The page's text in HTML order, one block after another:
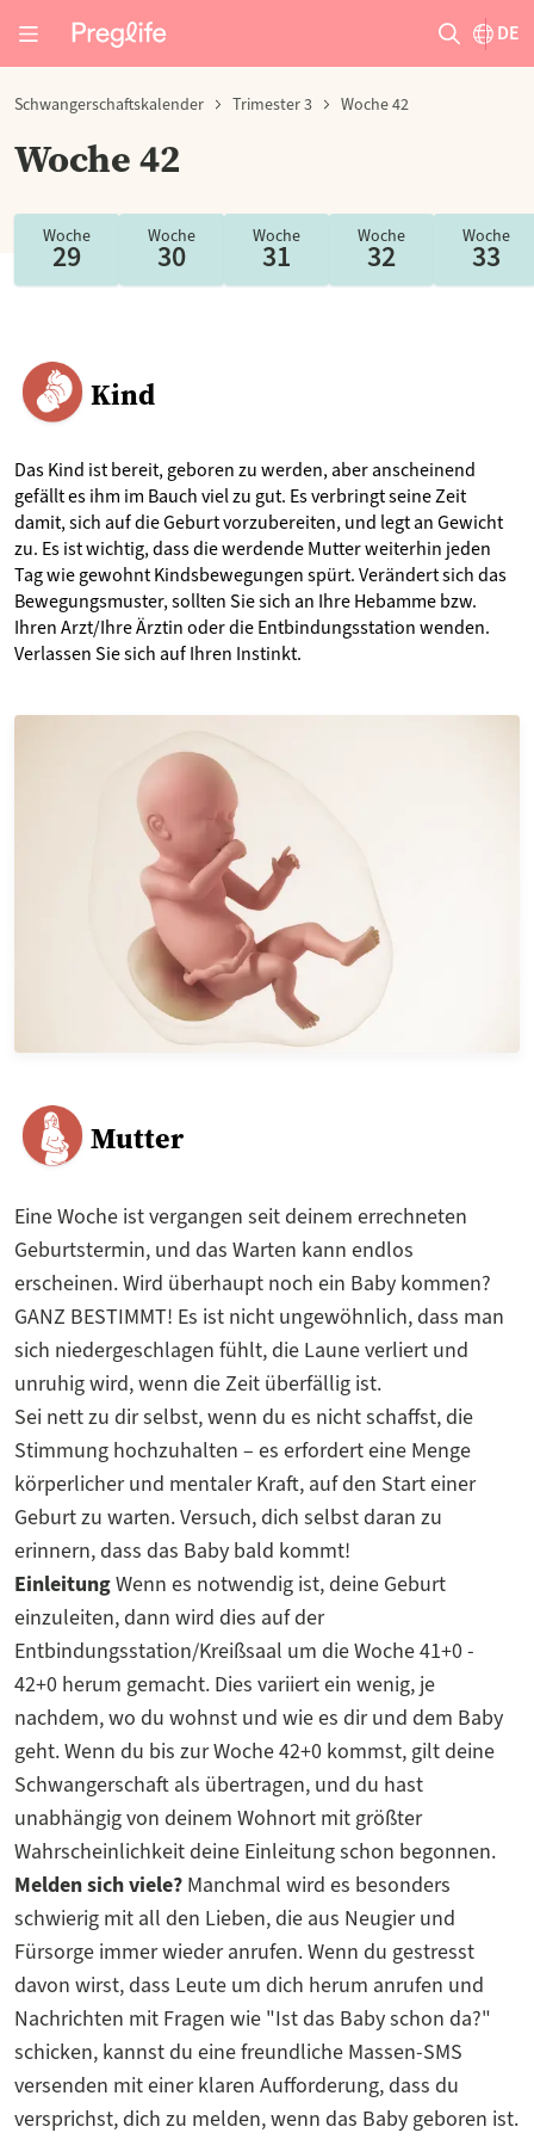
DE
Schwangerschaftskalender Trimester 3 Woche 42
Woche 42
Woche
29
Woche
30
Woche
31
Woche
32
Woche
33
Kind
Das Kind ist bereit, geboren zu werden, aber anscheinend
gefällt es ihm im Bauch viel zu gut. Es verbringt seine Zeit
damit, sich auf die Geburt vorzubereiten, und legt an Gewicht
zu. Es ist wichtig, dass die werdende Mutter weiterhin jeden
Tag wie gewohnt Kindsbewegungen spürt. Verändert sich das
Bewegungsmuster, sollten Sie sich an Ihre Hebamme bzw.
Ihren Arzt/Ihre Ärztin oder die Entbindungsstation wenden.
Verlassen Sie sich auf Ihren Instinkt.
Mutter
Eine Woche ist vergangen seit deinem errechneten
Geburtstermin, und das Warten kann endlos
erscheinen. Wird überhaupt noch ein Baby kommen?
GANZ BESTIMMT! Es ist nicht ungewöhnlich, dass man
sich niedergeschlagen fühlt, die Laune verliert und
unruhig wird, wenn die Zeit überfällig ist.
Sei nett zu dir selbst, wenn du es nicht schaffst, die
Stimmung hochzuhalten – es erfordert eine Menge
körperlicher und mentaler Kraft, auf den Start einer
Geburt zu warten. Versuch, dich selbst daran zu
erinnern, dass das Baby bald kommt!
EinleitungWenn es notwendig ist, deine Geburt
einzuleiten, dann wird dies auf der
Entbindungsstation/Kreißsaal um die Woche 41+0 -
42+0 herum gemacht. Dies variiert ein wenig, je
nachdem, wo du wohnst und wie es dir und dem Baby
geht. Wenn du bis zur Woche 42+0 kommst, gilt deine
Schwangerschaft als übertragen, und du hast
unabhängig von deinem Wohnort mit größter
Wahrscheinlichkeit deine Einleitung schon begonnen.
Melden sich viele? Manchmal wird es besonders
schwierig mit all den Lieben, die aus Neugier und
Fürsorge immer wieder anrufen. Wenn du gestresst
davon wirst, dass Leute um dich herum anrufen und
Nachrichten mit Fragen wie "Ist das Baby schon da?"
schicken, kannst du eine freundliche Massen-SMS
versenden mit einer klaren Aufforderung, dass du
versprichst, dich zu melden, wenn das Baby geboren ist.